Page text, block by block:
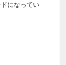
になってい